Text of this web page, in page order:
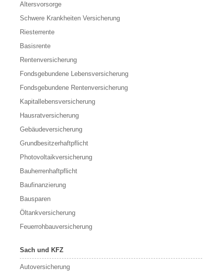
Altersvorsorge
Schwere Krankheiten Versicherung
Riesterrente
Basisrente
Rentenversicherung
Fondsgebundene Lebensversicherung
Fondsgebundene Rentenversicherung
Kapitallebensversicherung
Hausratversicherung
Gebäudeversicherung
Grundbesitzerhaftpflicht
Photovoltaikversicherung
Bauherrenhaftpflicht
Baufinanzierung
Bausparen
Öltankversicherung
Feuerrohbauversicherung
Sach und KFZ
Autoversicherung